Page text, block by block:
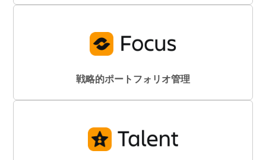
戦略的ポートフォリオ管理